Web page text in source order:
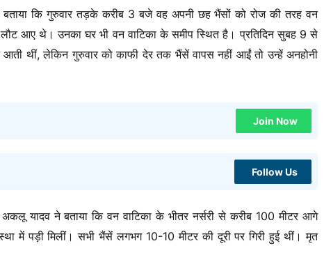
कि गुरुवार तड़के करीब 3 बजे वह अपनी छह भैंसों को रोज की तरह वन
लौट आए थे। उनका घर भी वन वाटिका के समीप स्थित है। प्रतिदिन सुबह 9 से
थीं, लेकिन गुरुवार को काफी देर तक भैंसें वापस नहीं आईं तो उन्हें अनहोनी
Join Now
Follow Us
यादव ने बताया कि वन वाटिका के भीतर नर्सरी से करीब 100 मीटर आगे
में पड़ी मिलीं। सभी भैंसें लगभग 10-10 मीटर की दूरी पर गिरी हुई थीं। मृत